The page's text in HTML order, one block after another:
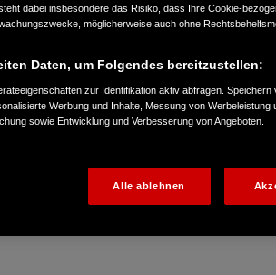
dabei insbesondere das Risiko, dass Ihre Cookie-
möglicherweise auch ohne
Daten, um Folgendes bereitzustellen:
zur Identifikation aktiv abfragen. Speichern
Werbung und Inhalte, Messung von Werbeleistung
sowie Entwicklung und Verbesserung von Angeboten.
Alle ablehnen